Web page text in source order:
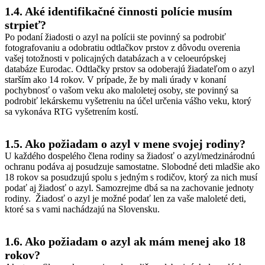
1.4. Aké identifikačné činnosti polície musím
strpieť?
Po podaní žiadosti o azyl na polícii ste povinný sa podrobiť
fotografovaniu a odobratiu odtlačkov prstov z dôvodu overenia
vašej totožnosti v policajných databázach a v celoeurópskej
databáze Eurodac. Odtlačky prstov sa odoberajú žiadateľom o azyl
starším ako 14 rokov. V prípade, že by mali úrady v konaní
pochybnosť o vašom veku ako maloletej osoby, ste povinný sa
podrobiť lekárskemu vyšetreniu na účel určenia vášho veku, ktorý
sa vykonáva RTG vyšetrením kostí.
1.5. Ako požiadam o azyl v mene svojej rodiny?
U každého dospelého člena rodiny sa žiadosť o azyl/medzinárodnú
ochranu podáva aj posudzuje samostatne. Slobodné deti mladšie ako
18 rokov sa posudzujú spolu s jedným s rodičov, ktorý za nich musí
podať aj žiadosť o azyl. Samozrejme dbá sa na zachovanie jednoty
rodiny. Žiadosť o azyl je možné podať len za vaše maloleté deti,
ktoré sa s vami nachádzajú na Slovensku.
1.6. Ako požiadam o azyl ak mám menej ako 18
rokov?